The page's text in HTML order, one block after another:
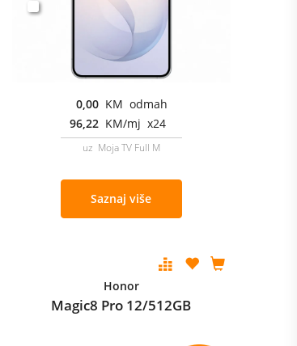
0,00 KM odmah
96,22 KM/mj x24
uz Moja TV Full M
Saznaj više
Honor
Magic8 Pro 12/512GB